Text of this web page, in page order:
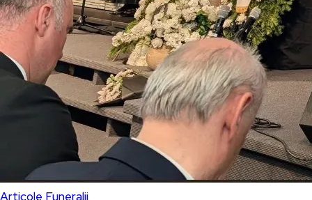
Articole Funeralii